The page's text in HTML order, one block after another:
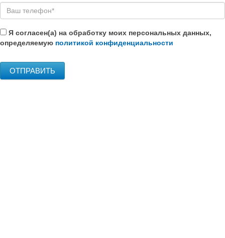
Я согласен(а) на обработку моих персональных данных,
определяемую политикой конфиденциальности